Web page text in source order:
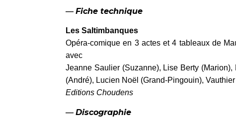
— Fiche technique
Les Saltimbanques
Opéra-comique en 3 actes et 4 tableaux de
avec
Jeanne Saulier (Suzanne), Lise Berty
(André), Lucien Noël (Grand-Pingouin),
Editions Choudens
— Discographie